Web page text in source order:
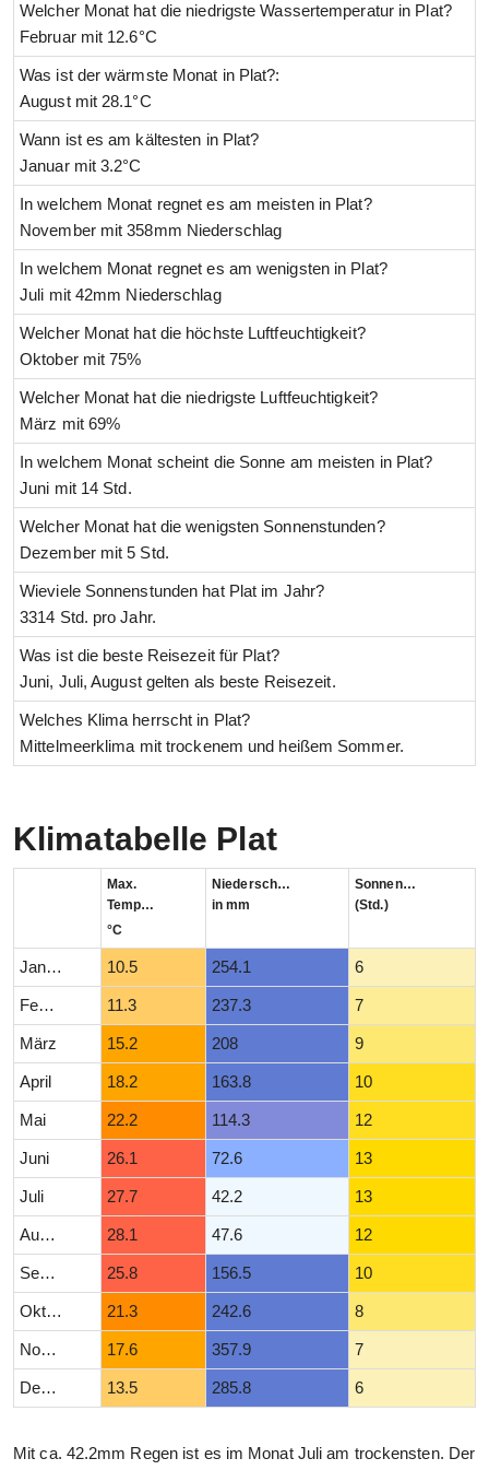
Welcher Monat hat die niedrigste Wassertemperatur in Plat?
Februar mit 12.6°C
Was ist der wärmste Monat in Plat?:
August mit 28.1°C
Wann ist es am kältesten in Plat?
Januar mit 3.2°C
In welchem Monat regnet es am meisten in Plat?
November mit 358mm Niederschlag
In welchem Monat regnet es am wenigsten in Plat?
Juli mit 42mm Niederschlag
Welcher Monat hat die höchste Luftfeuchtigkeit?
Oktober mit 75%
Welcher Monat hat die niedrigste Luftfeuchtigkeit?
März mit 69%
In welchem Monat scheint die Sonne am meisten in Plat?
Juni mit 14 Std.
Welcher Monat hat die wenigsten Sonnenstunden?
Dezember mit 5 Std.
Wieviele Sonnenstunden hat Plat im Jahr?
3314 Std. pro Jahr.
Was ist die beste Reisezeit für Plat?
Juni, Juli, August gelten als beste Reisezeit.
Welches Klima herrscht in Plat?
Mittelmeerklima mit trockenem und heißem Sommer.
Klimatabelle Plat
Max.
Temperatur
°C
Niederschlag
in mm
Sonnenstunden
(Std.)
Januar 10.5 254.1 6
Februar 11.3 237.3 7
März 15.2 208 9
April 18.2 163.8 10
Mai 22.2 114.3 12
Juni 26.1 72.6 13
Juli 27.7 42.2 13
August 28.1 47.6 12
September 25.8 156.5 10
Oktober 21.3 242.6 8
November 17.6 357.9 7
Dezember 13.5 285.8 6
Mit ca. 42.2mm Regen ist es im Monat Juli am trockensten. Der